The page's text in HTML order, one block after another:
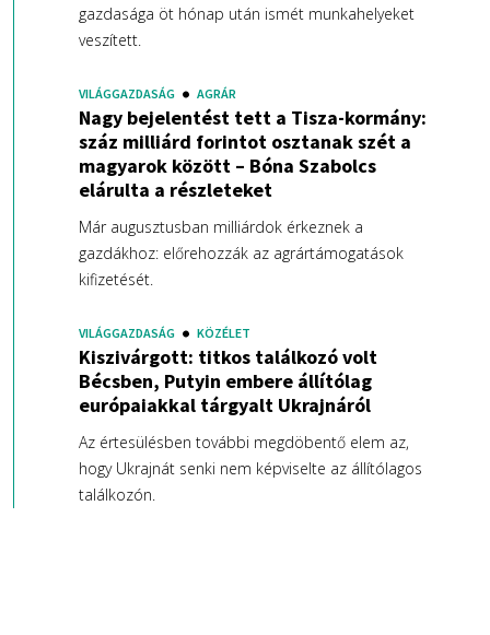
gazdasága öt hónap után ismét munkahelyeket
veszített.
VILÁGGAZDASÁG AGRÁR
Nagy bejelentést tett a Tisza-kormány:
száz milliárd forintot osztanak szét a
magyarok között – Bóna Szabolcs
elárulta a részleteket
Már augusztusban milliárdok érkeznek a
gazdákhoz: előrehozzák az agrártámogatások
kifizetését.
VILÁGGAZDASÁG KÖZÉLET
Kiszivárgott: titkos találkozó volt
Bécsben, Putyin embere állítólag
európaiakkal tárgyalt Ukrajnáról
Az értesülésben további megdöbentő elem az,
hogy Ukrajnát senki nem képviselte az állítólagos
találkozón.